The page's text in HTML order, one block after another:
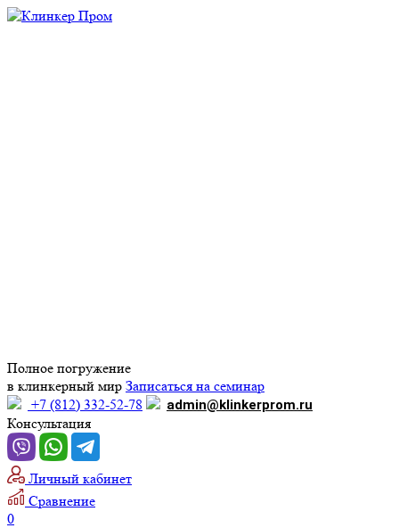
Полное погружение
в клинкерный мир Записаться на семинар
+7 (812) 332-52-78
admin@klinkerprom.ru
Консультация
Личный кабинет
Сравнение
0